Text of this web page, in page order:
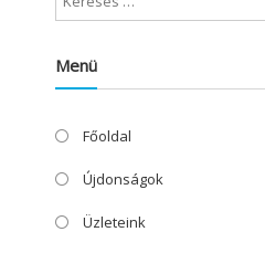
Menü
Főoldal
Újdonságok
Üzleteink